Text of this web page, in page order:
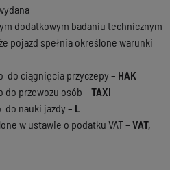
dodatkowym badaniu technicznym
pojazd spełnia określone warunki
do ciągnięcia przyczepy – HAK
przewozu osób – TAXI
nauki jazdy – L
w ustawie o podatku VAT – VAT,